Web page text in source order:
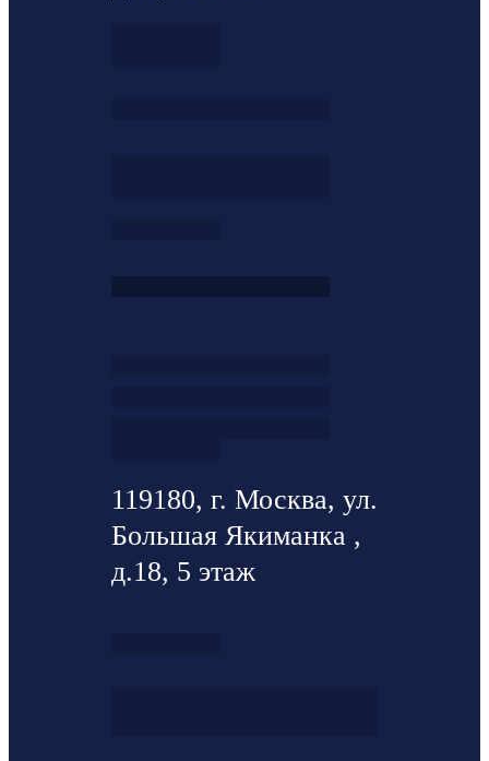
119180, г. Москва, ул.
Большая Якиманка ,
д.18, 5 этаж